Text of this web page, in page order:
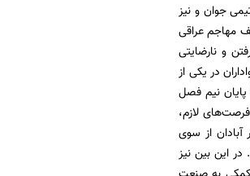
جوان و نیز
مهاجم عراقی
و نارضایتی
در یکی از
نیم فصل
لازم،
از سوی
در این بین نیز